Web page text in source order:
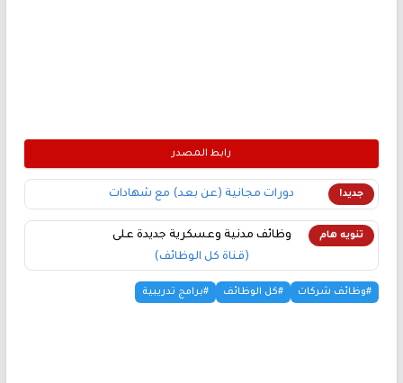
رابط المصدر
جديد! دورات مجانية (عن بعد) مع شهادات
تنويه هام
وظائف مدنية وعسكرية جديدة على
(قناة كل الوظائف)
#وظائف شركات #كل الوظائف #برامج تدريبية